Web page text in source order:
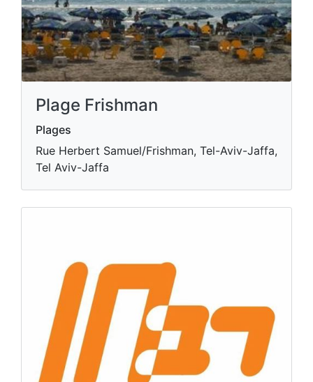
Plage Frishman
Plages
Rue Herbert Samuel/Frishman, Tel-Aviv-Jaffa,
Tel Aviv-Jaffa